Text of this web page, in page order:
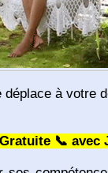
déplace à votre
📞 avec